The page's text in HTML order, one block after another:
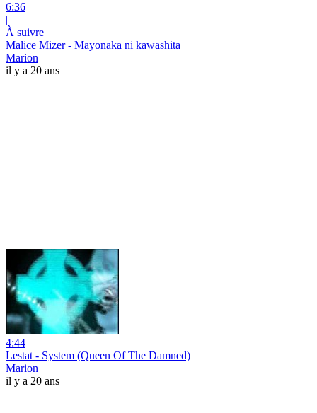
6:36
|
À suivre
Malice Mizer - Mayonaka ni kawashita
Marion
il y a 20 ans
4:44
Lestat - System (Queen Of The Damned)
Marion
il y a 20 ans